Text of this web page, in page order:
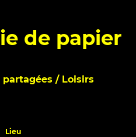
de papier
/ Loisirs
Lieu